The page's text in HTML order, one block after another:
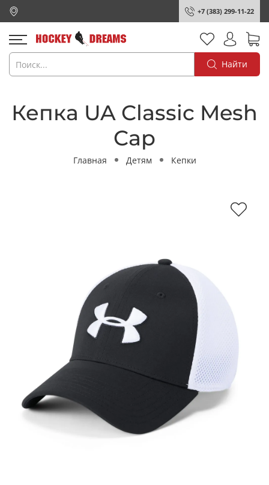
+7 (383) 299-11-22
Найти
Кепка UA Classic Mesh
Cap
Главная Детям Кепки